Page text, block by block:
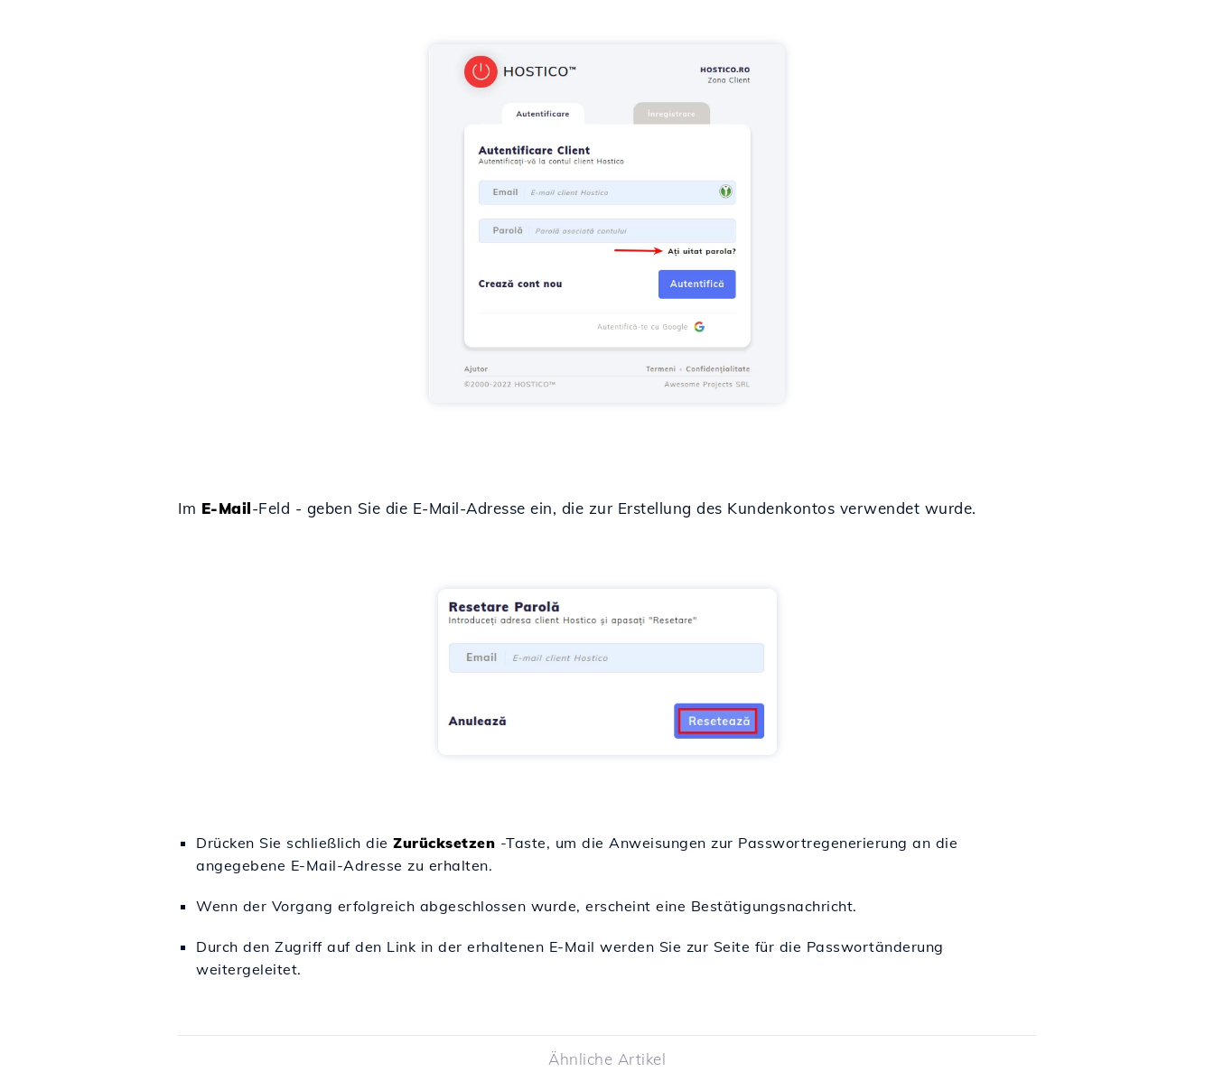
Im E-Mail-Feld - geben Sie die E-Mail-Adresse ein, die zur Erstellung des Kundenkontos verwendet wurde.
Drücken Sie schließlich die Zurücksetzen -Taste, um die Anweisungen zur Passwortregenerierung an die
angegebene E-Mail-Adresse zu erhalten.
Wenn der Vorgang erfolgreich abgeschlossen wurde, erscheint eine Bestätigungsnachricht.
Durch den Zugriff auf den Link in der erhaltenen E-Mail werden Sie zur Seite für die Passwortänderung
weitergeleitet.
Ähnliche Artikel